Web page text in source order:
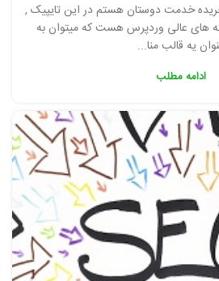
خدمت دوستان هستم در این تایپیک ,
های عالی وردپرس هست که میتوان به
یه قالب منا...
ادامه مطلب